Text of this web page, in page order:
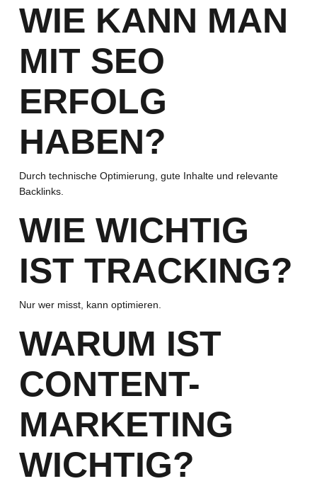
WIE KANN MAN
MIT SEO
ERFOLG
HABEN?
Durch technische Optimierung, gute Inhalte und relevante
Backlinks.
WIE WICHTIG
IST TRACKING?
Nur wer misst, kann optimieren.
WARUM IST
CONTENT-
MARKETING
WICHTIG?